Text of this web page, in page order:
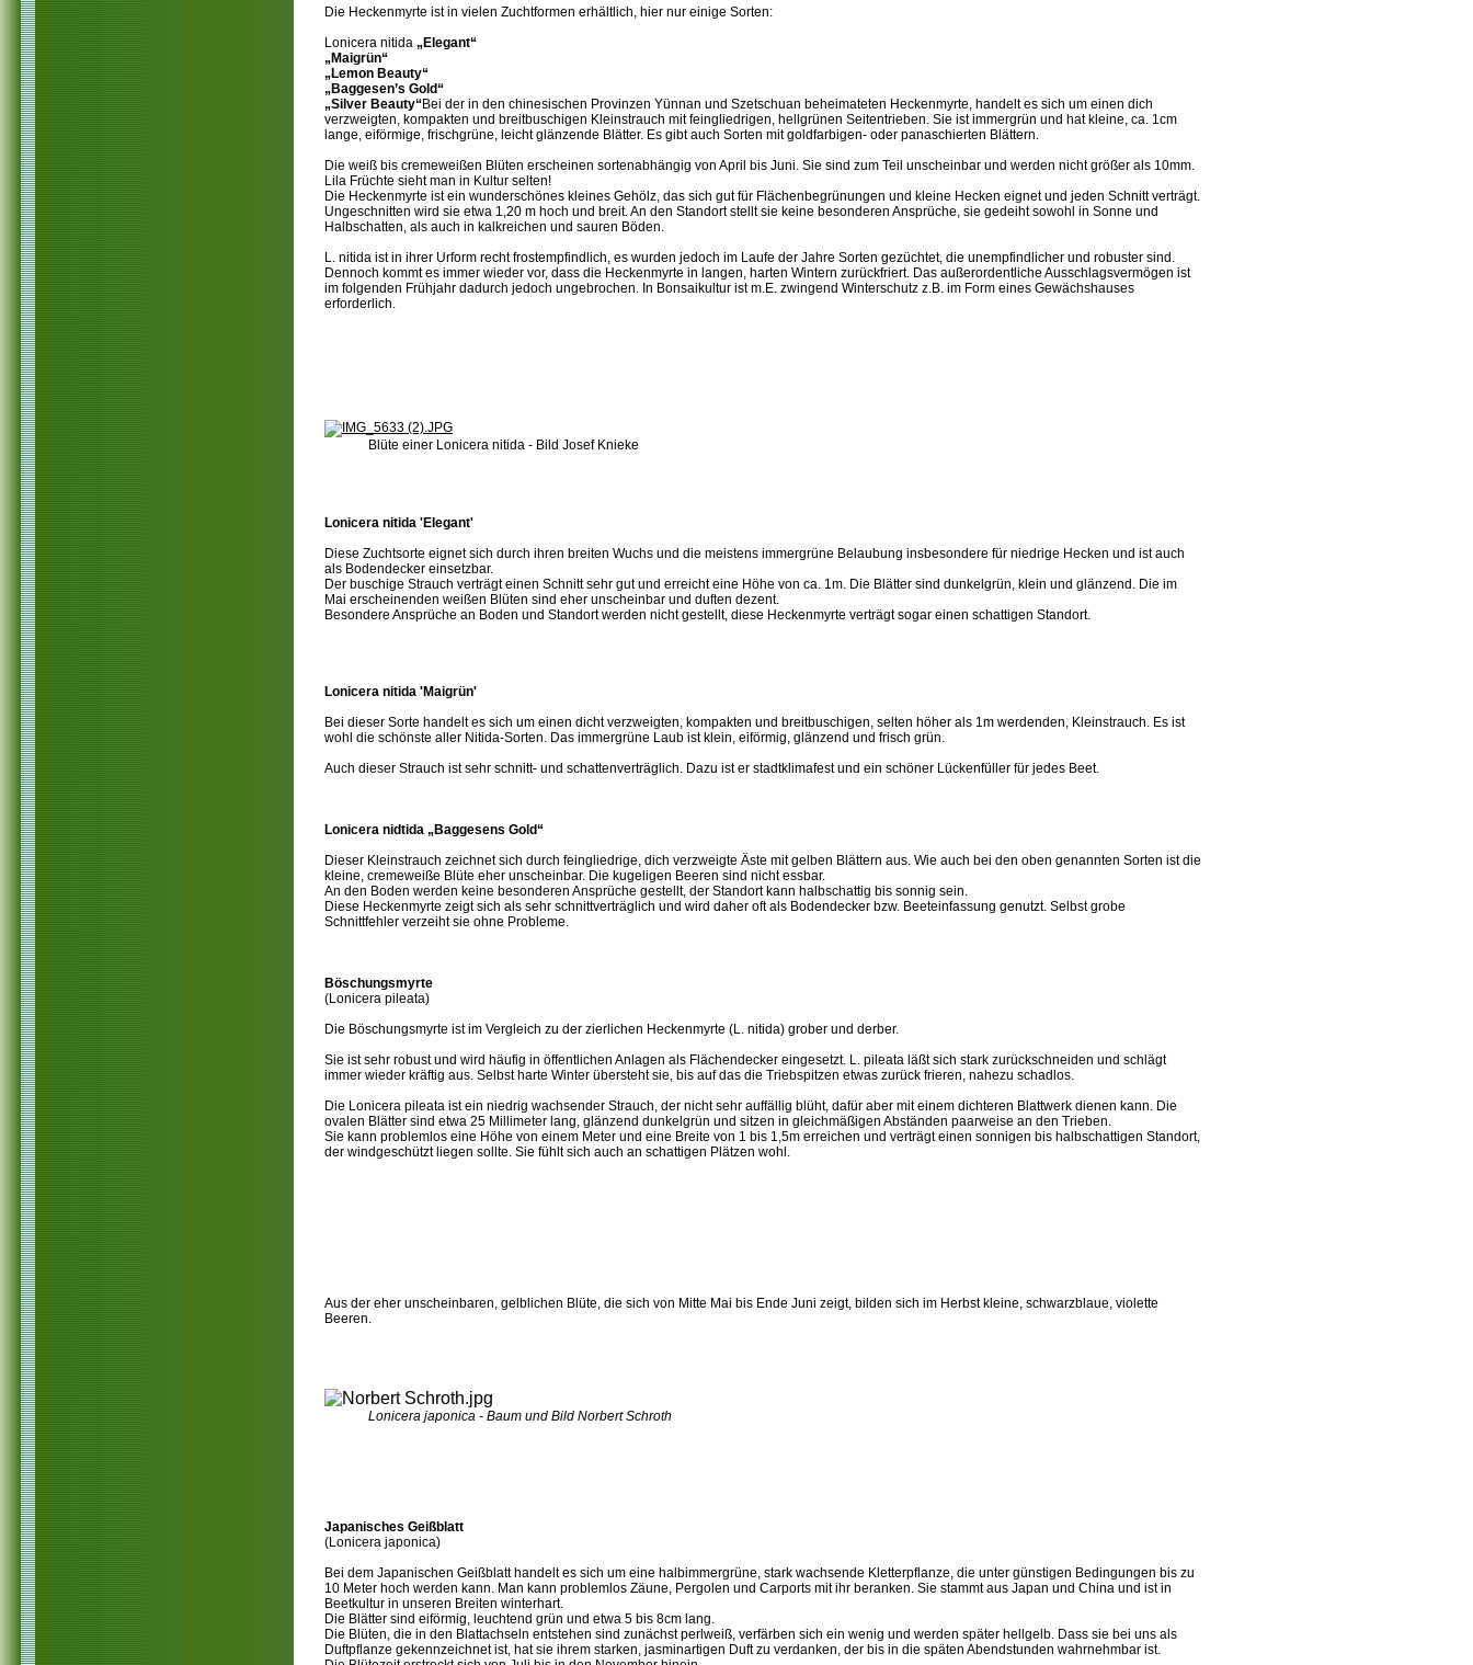
Die Heckenmyrte ist in vielen Zuchtformen erhältlich, hier nur einige Sorten:
Lonicera nitida „Elegant“
„Maigrün“
„Lemon Beauty“
„Baggesen’s Gold“
„Silver Beauty“Bei der in den chinesischen Provinzen Yünnan und Szetschuan beheimateten Heckenmyrte, handelt es sich um einen dich
verzweigten, kompakten und breitbuschigen Kleinstrauch mit feingliedrigen, hellgrünen Seitentrieben. Sie ist immergrün und hat kleine, ca. 1cm
lange, eiförmige, frischgrüne, leicht glänzende Blätter. Es gibt auch Sorten mit goldfarbigen- oder panaschierten Blättern.
Die weiß bis cremeweißen Blüten erscheinen sortenabhängig von April bis Juni. Sie sind zum Teil unscheinbar und werden nicht größer als 10mm.
Lila Früchte sieht man in Kultur selten!
Die Heckenmyrte ist ein wunderschönes kleines Gehölz, das sich gut für Flächenbegrünungen und kleine Hecken eignet und jeden Schnitt verträgt.
Ungeschnitten wird sie etwa 1,20 m hoch und breit. An den Standort stellt sie keine besonderen Ansprüche, sie gedeiht sowohl in Sonne und
Halbschatten, als auch in kalkreichen und sauren Böden.
L. nitida ist in ihrer Urform recht frostempfindlich, es wurden jedoch im Laufe der Jahre Sorten gezüchtet, die unempfindlicher und robuster sind.
Dennoch kommt es immer wieder vor, dass die Heckenmyrte in langen, harten Wintern zurückfriert. Das außerordentliche Ausschlagsvermögen ist
im folgenden Frühjahr dadurch jedoch ungebrochen. In Bonsaikultur ist m.E. zwingend Winterschutz z.B. im Form eines Gewächshauses
erforderlich.
Blüte einer Lonicera nitida - Bild Josef Knieke
Lonicera nitida 'Elegant'
Diese Zuchtsorte eignet sich durch ihren breiten Wuchs und die meistens immergrüne Belaubung insbesondere für niedrige Hecken und ist auch
als Bodendecker einsetzbar.
Der buschige Strauch verträgt einen Schnitt sehr gut und erreicht eine Höhe von ca. 1m. Die Blätter sind dunkelgrün, klein und glänzend. Die im
Mai erscheinenden weißen Blüten sind eher unscheinbar und duften dezent.
Besondere Ansprüche an Boden und Standort werden nicht gestellt, diese Heckenmyrte verträgt sogar einen schattigen Standort.
Lonicera nitida 'Maigrün'
Bei dieser Sorte handelt es sich um einen dicht verzweigten, kompakten und breitbuschigen, selten höher als 1m werdenden, Kleinstrauch. Es ist
wohl die schönste aller Nitida-Sorten. Das immergrüne Laub ist klein, eiförmig, glänzend und frisch grün.
Auch dieser Strauch ist sehr schnitt- und schattenverträglich. Dazu ist er stadtklimafest und ein schöner Lückenfüller für jedes Beet.
Lonicera nidtida „Baggesens Gold“
Dieser Kleinstrauch zeichnet sich durch feingliedrige, dich verzweigte Äste mit gelben Blättern aus. Wie auch bei den oben genannten Sorten ist die
kleine, cremeweiße Blüte eher unscheinbar. Die kugeligen Beeren sind nicht essbar.
An den Boden werden keine besonderen Ansprüche gestellt, der Standort kann halbschattig bis sonnig sein.
Diese Heckenmyrte zeigt sich als sehr schnittverträglich und wird daher oft als Bodendecker bzw. Beeteinfassung genutzt. Selbst grobe
Schnittfehler verzeiht sie ohne Probleme.
Böschungsmyrte
(Lonicera pileata)
Die Böschungsmyrte ist im Vergleich zu der zierlichen Heckenmyrte (L. nitida) grober und derber.
Sie ist sehr robust und wird häufig in öffentlichen Anlagen als Flächendecker eingesetzt. L. pileata läßt sich stark zurückschneiden und schlägt
immer wieder kräftig aus. Selbst harte Winter übersteht sie, bis auf das die Triebspitzen etwas zurück frieren, nahezu schadlos.
Die Lonicera pileata ist ein niedrig wachsender Strauch, der nicht sehr auffällig blüht, dafür aber mit einem dichteren Blattwerk dienen kann. Die
ovalen Blätter sind etwa 25 Millimeter lang, glänzend dunkelgrün und sitzen in gleichmäßigen Abständen paarweise an den Trieben.
Sie kann problemlos eine Höhe von einem Meter und eine Breite von 1 bis 1,5m erreichen und verträgt einen sonnigen bis halbschattigen Standort,
der windgeschützt liegen sollte. Sie fühlt sich auch an schattigen Plätzen wohl.
Aus der eher unscheinbaren, gelblichen Blüte, die sich von Mitte Mai bis Ende Juni zeigt, bilden sich im Herbst kleine, schwarzblaue, violette
Beeren.
Lonicera japonica - Baum und Bild Norbert Schroth
Japanisches Geißblatt
(Lonicera japonica)
Bei dem Japanischen Geißblatt handelt es sich um eine halbimmergrüne, stark wachsende Kletterpflanze, die unter günstigen Bedingungen bis zu
10 Meter hoch werden kann. Man kann problemlos Zäune, Pergolen und Carports mit ihr beranken. Sie stammt aus Japan und China und ist in
Beetkultur in unseren Breiten winterhart.
Die Blätter sind eiförmig, leuchtend grün und etwa 5 bis 8cm lang.
Die Blüten, die in den Blattachseln entstehen sind zunächst perlweiß, verfärben sich ein wenig und werden später hellgelb. Dass sie bei uns als
Duftpflanze gekennzeichnet ist, hat sie ihrem starken, jasminartigen Duft zu verdanken, der bis in die späten Abendstunden wahrnehmbar ist.